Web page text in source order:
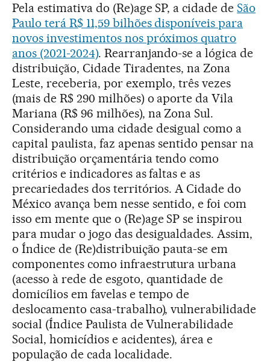
Pela estimativa do (Re)age SP, a cidade deSão
Paulo terá R$ 11,59 bilhões disponíveis para
novos investimentos nos próximos quatro
anos (2021-2024). Rearranjando-se a lógica de
distribuição, Cidade Tiradentes, na Zona
Leste, receberia, por exemplo, três vezes
(mais de R$ 290 milhões) o aporte da Vila
Mariana (R$ 96 milhões), na Zona Sul.
Considerando uma cidade desigual como a
capital paulista, faz apenas sentido pensar na
distribuição orçamentária tendo como
critérios e indicadores as faltas e as
precariedades dos territórios. A Cidade do
México avança bem nesse sentido, e foi com
isso em mente que o (Re)age SP se inspirou
para mudar o jogo das desigualdades. Assim,
o Índice de (Re)distribuição pauta-se em
componentes como infraestrutura urbana
(acesso à rede de esgoto, quantidade de
domicílios em favelas e tempo de
deslocamento casa-trabalho), vulnerabilidade
social (Índice Paulista de Vulnerabilidade
Social, homicídios e acidentes), área e
população de cada localidade.